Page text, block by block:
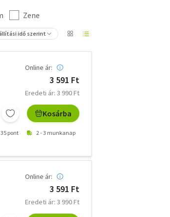
Zene
idő szerint
Online ár:
3 591 Ft
Eredeti ár: 3 990 Ft
Kosárba
35 pont 2 - 3 munkanap
Online ár:
3 591 Ft
Eredeti ár: 3 990 Ft